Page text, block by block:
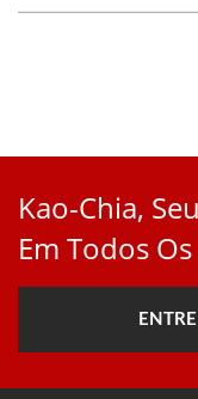
Kao-Chia,
Em Todos